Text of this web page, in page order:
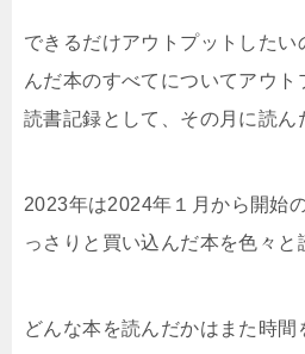
できるだけアウトプットしたい
んだ本のすべてについてアウト
読書記録として、その月に読ん
2023年は2024年１月から開始
っさりと買い込んだ本を色々と
どんな本を読んだかはまた時間